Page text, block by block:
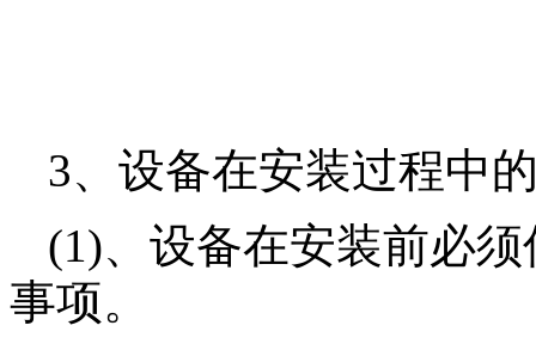
3、设备在安装过程中
(1)、设备在安装前必
事项。